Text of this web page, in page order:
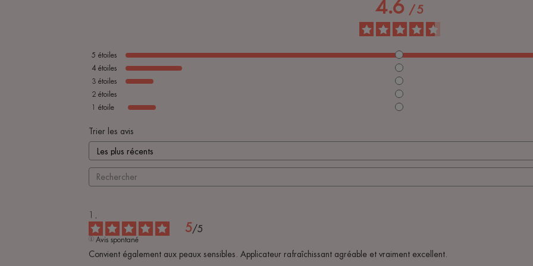
4.6 / 5
5 étoiles
4 étoiles
3 étoiles
2 étoiles
étoile
Trier les avis
5/5
Avis spontané
Convient également aux peaux sensibles. Applicateur rafraîchissant agréable et vraiment excellent.